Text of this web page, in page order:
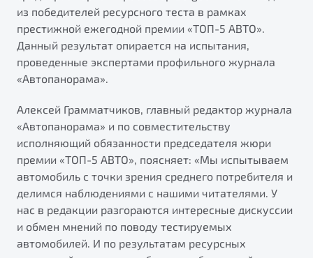
Элегантный и практичный седан
от 1 699 990 ₽*
X70
Узнайте о специальных выгодах при покупке
автомобиля Belgee
Подробно
Автомобили в наличии
Тест-драйв
Автокредит
Спецпредложения
Будьте еще более уверены на дорогах с программой
"Помощь на дорогах"
Преимущества программы
Запись на сервис
из победителей ресурсного теста в рамках
престижной ежегодной премии «ТОП-5 АВТО».
Данный результат опирается на испытания,
проведенные экспертами профильного журнала
«Автопанорама».
Алексей Грамматчиков, главный редактор журнала
«Автопанорама» и по совместительству
исполняющий обязанности председателя жюри
премии «ТОП-5 АВТО», поясняет: «Мы испытываем
автомобиль с точки зрения среднего потребителя и
делимся наблюдениями с нашими читателями. У
нас в редакции разгораются интересные дискуссии
и обмен мнений по поводу тестируемых
автомобилей. И по результатам ресурсных